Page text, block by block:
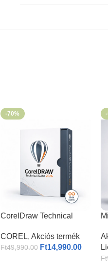
-70%
CorelDraw Technical
COREL, Akciós termék
Ft49,990.00 Ft14,990.00
Ft